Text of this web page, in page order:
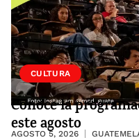
CULTURA
Conoce la
este agosto
AGOSTO 5, 2026